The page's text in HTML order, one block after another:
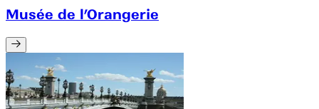
Musée de l’Orangerie